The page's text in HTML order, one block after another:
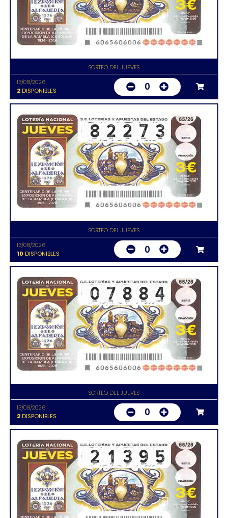
SORTEO DEL JUEVES
13/08/2026
2DISPONIBLES 0
SORTEO DEL JUEVES
13/08/2026
10 DISPONIBLES 0
SORTEO DEL JUEVES
13/08/2026
2DISPONIBLES 0